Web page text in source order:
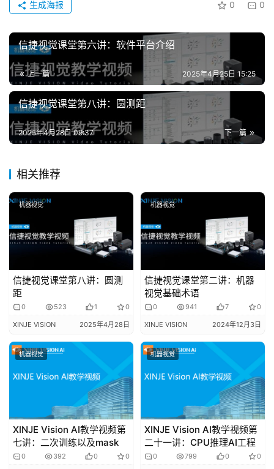
首
页
网
络
课
堂
题
问
答
社
常
见
题
登录 注册
0 0
生成海报
信捷视觉课堂第六讲：软件平台介绍
上一篇 2025年4月25日 15:25
信捷视觉课堂第八讲：圆测距
下一篇
2025年4月28日 09:37
相关推荐
机器视觉
信捷视觉课堂第八讲：圆测
距
0 523 1 0
XINJE VISION 2025年4月28日
机器视觉
信捷视觉课堂第二讲：机器
视觉基础术语
0 941 7 0
XINJE VISION 2024年12月3日
机器视觉
XINJE Vision AI教学视频第
七讲：二次训练以及mask
0 392 0 0
机器视觉
XINJE Vision AI教学视频第
二十一讲：CPU推理AI工程
0 799 0 0